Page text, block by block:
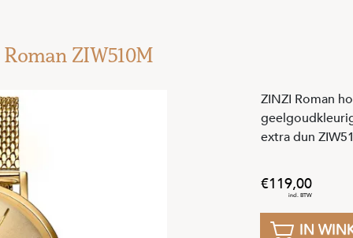
ZIW510M
ZINZI Roman
extra dun
119,00
IN